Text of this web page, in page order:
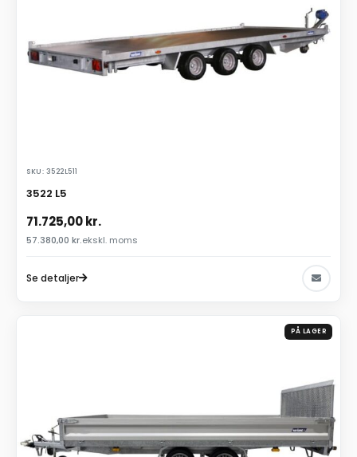
SKU: 3522L511
3522 L5
71.725,00kr.
57.380,00 kr.ekskl. moms
Se detaljer
PÅ LAGER